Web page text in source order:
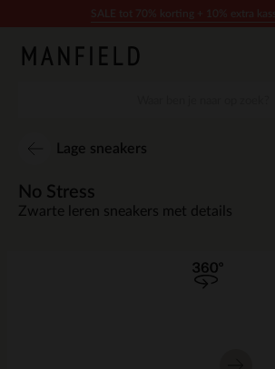
Lage sneakers
No Stress
Zwarte leren sneakers met details